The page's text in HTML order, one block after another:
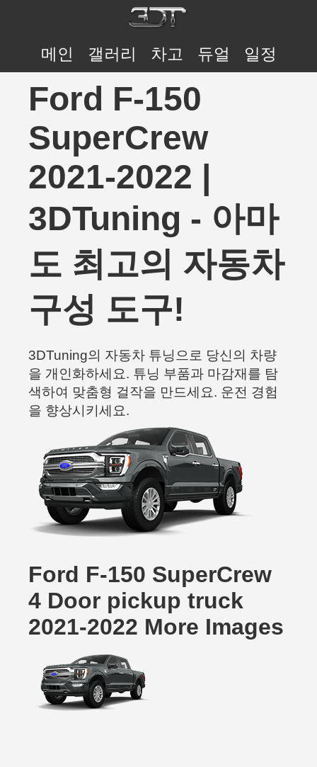
메인 갤러리 차고 듀얼 일정
Ford F-150
SuperCrew
2021-2022 |
3DTuning - 아마
도 최고의 자동차
구성 도구!
3DTuning의 자동차 튜닝으로 당신의 차량
을 개인화하세요. 튜닝 부품과 마감재를 탐
색하여 맞춤형 걸작을 만드세요. 운전 경험
을 향상시키세요.
Ford F-150 SuperCrew
4 Door pickup truck
2021-2022 More Images